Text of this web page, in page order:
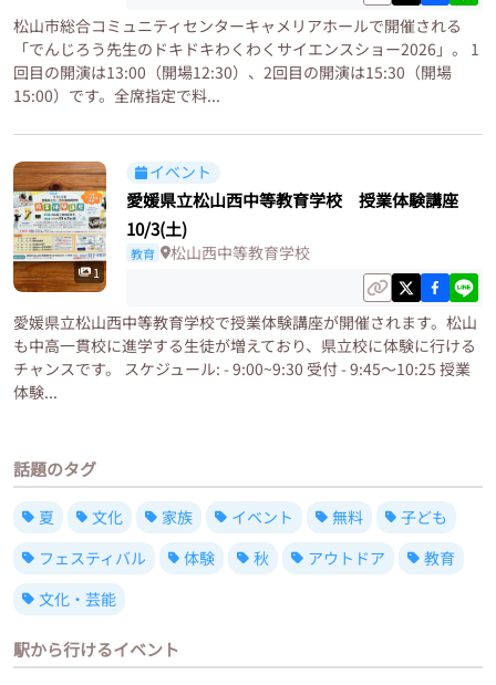
松山市総合コミュニティセンターキャメリアホールで開催される
「でんじろう先生のドキドキわくわくサイエンスショー2026」。 1
回目の開演は13:00（開場12:30）、2回目の開演は15:30（開場
15:00）です。全席指定で料...
1
イベント
愛媛県立松山西中等教育学校 授業体験講座
10/3(土)
教育 松山西中等教育学校
愛媛県立松山西中等教育学校で授業体験講座が開催されます。松山
も中高一貫校に進学する生徒が増えており、県立校に体験に行ける
チャンスです。 スケジュール: - 9:00~9:30 受付 - 9:45～10:25 授業
体験...
話題のタグ
夏 文化 家族 イベント 無料
子ども
フェスティバル
体験 秋 アウトドア
教育
文化・芸能
駅から行けるイベント